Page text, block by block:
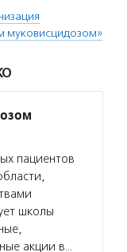
муковисцидозом»
пациентов
школы
акции в…